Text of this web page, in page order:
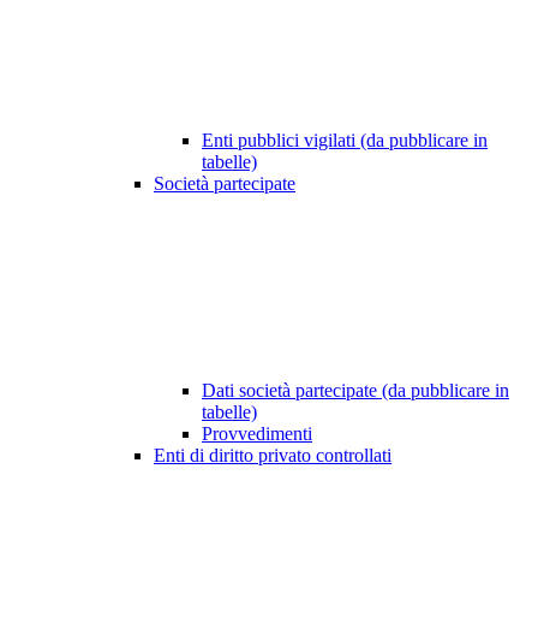
Enti pubblici vigilati (da pubblicare in
tabelle)
Società partecipate
Dati società partecipate (da pubblicare in
tabelle)
Provvedimenti
Enti di diritto privato controllati